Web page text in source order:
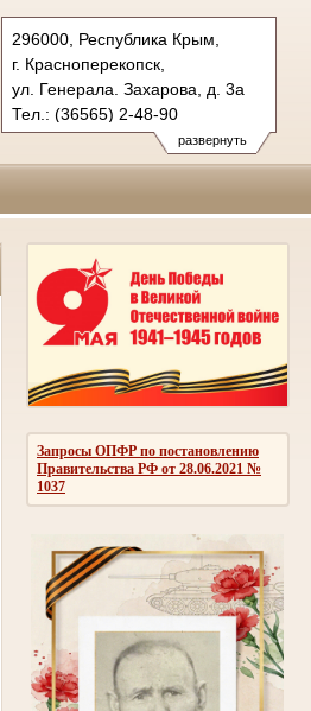
развернуть
296000, Республика Крым,
г. Красноперекопск,
ул. Генерала. Захарова, д. 3а
Тел.: (36565) 2-48-90
krasnoperekopskiy.krm@sudrf.ru
Запросы ОПФР по постановлению
Правительства РФ от 28.06.2021 №
1037